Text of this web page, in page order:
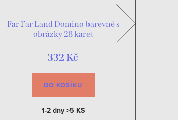
Far Far Land Domino barevné s
obrázky 28 karet
332 Kč
DO KOŠÍKU
1-2 dny >5 KS